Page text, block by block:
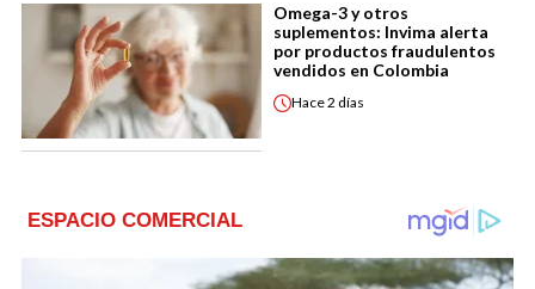
Omega-3 y otros
suplementos: Invima alerta
por productos fraudulentos
vendidos en Colombia
Hace2 días